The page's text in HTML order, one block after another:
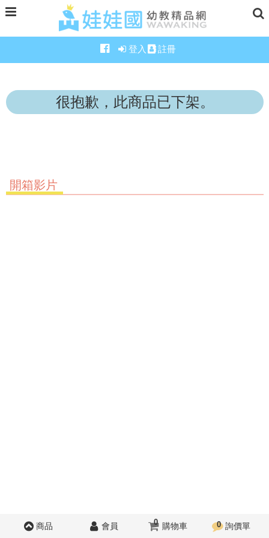
登入 註冊
很抱歉，此商品已下架。
開箱影片
商品 會員 0 購物車 0 詢價單